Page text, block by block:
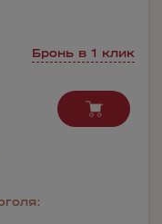
Бронь в 1 клик